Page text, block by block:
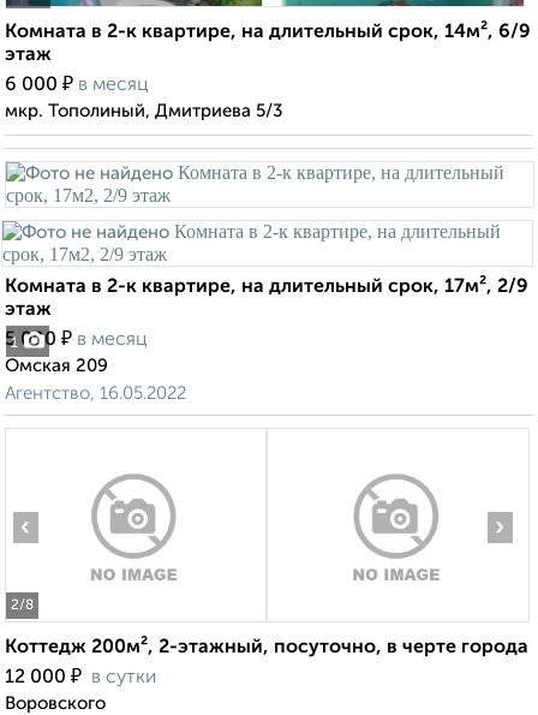
Комната в 2-к квартире, на длительный срок, 14м², 6/9
этаж
6 000 ₽ в месяц
мкр. Тополиный, Дмитриева 5/3
1
Комната в 2-к квартире, на длительный срок, 17м², 2/9
этаж
5 000 ₽ в месяц
Омская 209
Агентство, 16.05.2022
2/8
‹ ›
Коттедж 200м², 2-этажный, посуточно, в черте города
12 000 ₽ в сутки
Воровского